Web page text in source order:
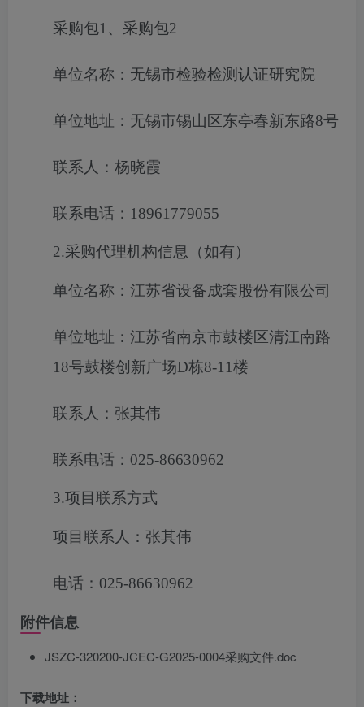
采购包1、采购包2
单位名称：无锡市检验检测认证研究院
单位地址：无锡市锡山区东亭春新东路8号
联系人：杨晓霞
联系电话：18961779055
2.采购代理机构信息（如有）
单位名称：江苏省设备成套股份有限公司
单位地址：江苏省南京市鼓楼区清江南路
18号鼓楼创新广场D栋8-11楼
联系人：张其伟
联系电话：025-86630962
3.项目联系方式
项目联系人：张其伟
电话：025-86630962
附件信息
JSZC-320200-JCEC-G2025-0004采购文件.doc
下载地址：